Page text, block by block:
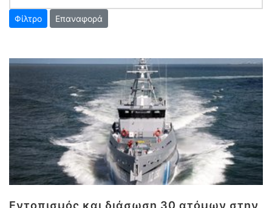
Επαναφορά
Εντοπισμός και διάσωση 30 ατόμων στην